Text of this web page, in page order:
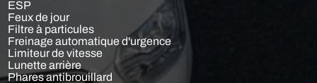
ESP
Feux de jour
Filtre à particules
Freinage automatique d'urgence
Limiteur de vitesse
Lunette arrière
Phares antibrouillard